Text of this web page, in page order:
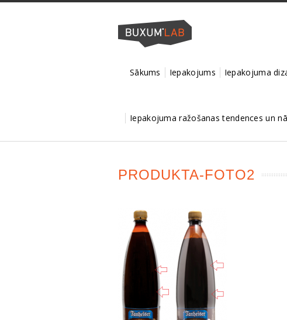
Sākums Iepakojums Iepakojuma
Iepakojuma ražošanas tendences un
PRODUKTA-FOTO2